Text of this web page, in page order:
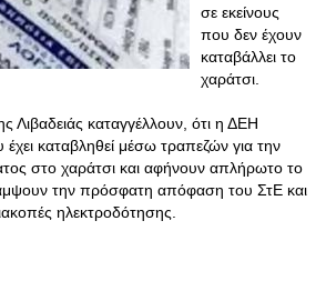
σε εκείνους
που δεν έχουν
καταβάλλει το
χαράτσι.
Λιβαδειάς καταγγέλλουν, ότι η ΔΕΗ
έχει καταβληθεί μέσω τραπεζών για την
στο χαράτσι και αφήνουν απλήρωτο το
την πρόσφατη απόφαση του ΣτΕ και
ηλεκτροδότησης.